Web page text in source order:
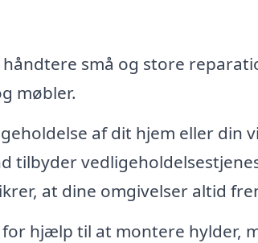
små og store
møbler.
af dit hjem eller din
tilbyder
at dine omgivelser altid
hjælp til at montere hylder,